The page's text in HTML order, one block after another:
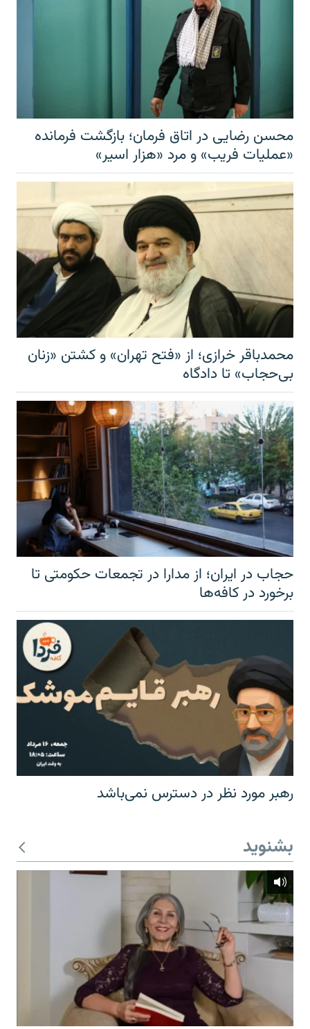
محسن رضایی در اتاق فرمان؛ بازگشت فرمانده
«عملیات فریب» و مرد «هزار اسیر»
محمدباقر خرازی؛ از «فتح تهران» و کشتن «زنان
بی‌حجاب» تا دادگاه
حجاب در ایران؛ از مدارا در تجمعات حکومتی تا
برخورد در کافه‌ها
رهبر مورد نظر در دسترس نمی‌باشد
بشنوید